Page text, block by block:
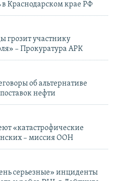
в Краснодарском крае РФ
грозит участнику
– Прокуратура АРК
об альтернативе
нефти
«катастрофические
– миссия ООН
серьезные» инциденты